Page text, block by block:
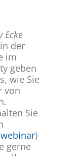
Ecke
der
im
geben
wie Sie
von
Sie
)
gerne